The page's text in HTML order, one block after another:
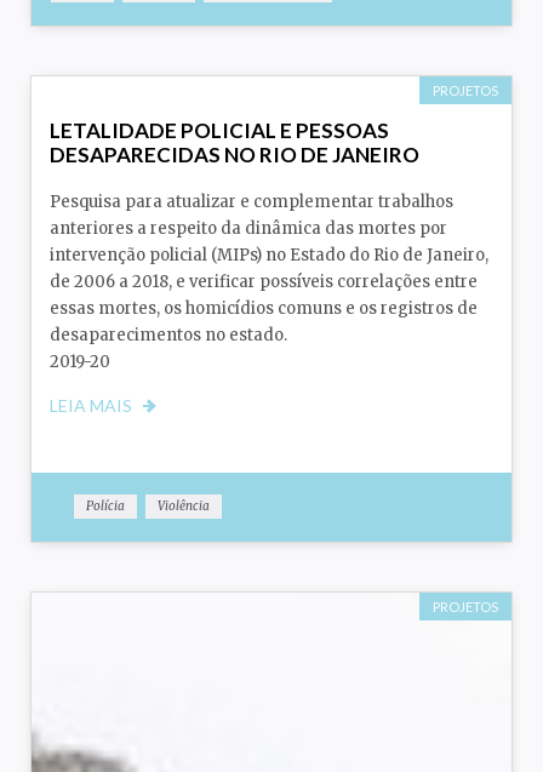
PROJETOS
LETALIDADE POLICIAL E PESSOAS
DESAPARECIDAS NO RIO DE JANEIRO
Pesquisa para atualizar e complementar trabalhos
anteriores a respeito da dinâmica das mortes por
intervenção policial (MIPs) no Estado do Rio de Janeiro,
de 2006 a 2018, e verificar possíveis correlações entre
essas mortes, os homicídios comuns e os registros de
desaparecimentos no estado.
2019-20
LEIA MAIS
Polícia Violência
PROJETOS